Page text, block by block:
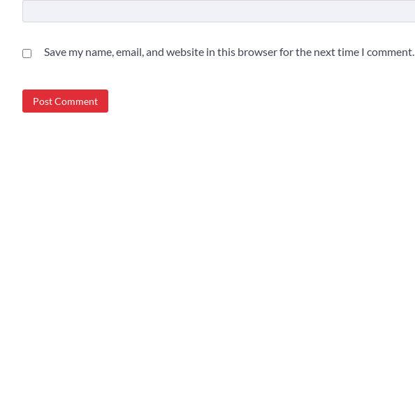
Save my name, email, and website in this browser for the next time I comment.